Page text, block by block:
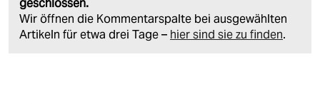
geschlossen.
Wir öffnen die Kommentarspalte bei ausgewählten
Artikeln für etwa drei Tage – hier sind sie zu finden.